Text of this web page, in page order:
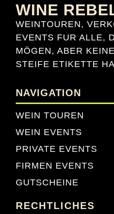
WINE
WEINTOUREN,
EVENTS FUR ALLE,
MÖGEN, ABER
STEIFE ETIKETTE
NAVIGATION
WEIN TOUREN
WEIN EVENTS
PRIVATE EVENTS
FIRMEN EVENTS
GUTSCHEINE
RECHTLICHES